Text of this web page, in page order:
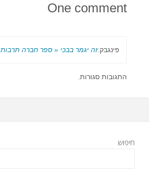
One comment
פינגבק:זה יגמר בבכי « ספר חברה תרבות
התגובות סגורות.
חיפוש